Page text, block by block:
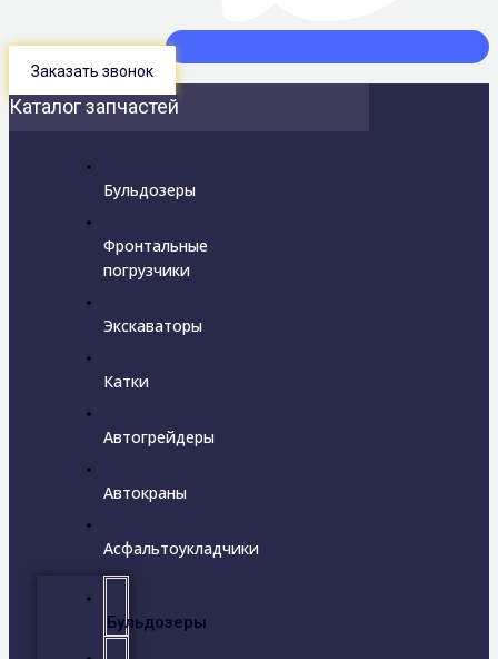
Заказать звонок
Каталог запчастей
Бульдозеры
Фронтальные
погрузчики
Экскаваторы
Катки
Автогрейдеры
Автокраны
Асфальтоукладчики
Бульдозеры